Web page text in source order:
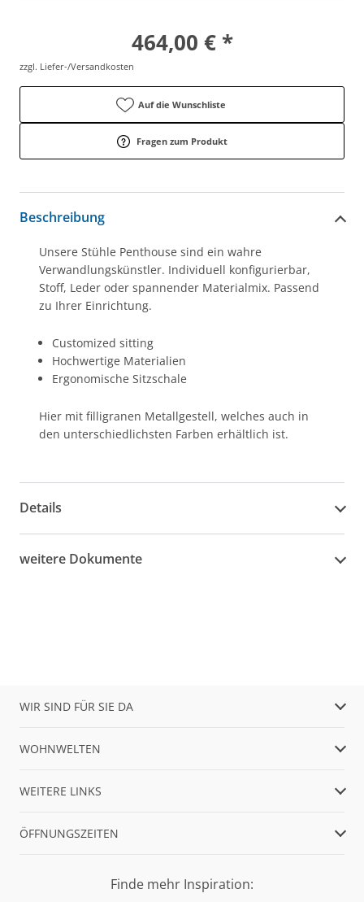
464,00 € *
zzgl. Liefer-/Versandkosten
Auf die Wunschliste
Fragen zum Produkt
Beschreibung
Unsere Stühle Penthouse sind ein wahre
Verwandlungskünstler. Individuell konfigurierbar,
Stoff, Leder oder spannender Materialmix. Passend
zu Ihrer Einrichtung.
Customized sitting
Hochwertige Materialien
Ergonomische Sitzschale
Hier mit filligranen Metallgestell, welches auch in
den unterschiedlichsten Farben erhältlich ist.
Details
weitere Dokumente
WIR SIND FÜR SIE DA
WOHNWELTEN
WEITERE LINKS
ÖFFNUNGSZEITEN
Finde mehr Inspiration: